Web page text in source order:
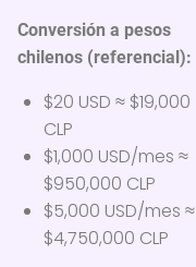
Conversión a pesos
chilenos (referencial):
$20 USD ≈ $19,000
CLP
$1,000 USD/mes ≈
$950,000 CLP
$5,000 USD/mes ≈
$4,750,000 CLP